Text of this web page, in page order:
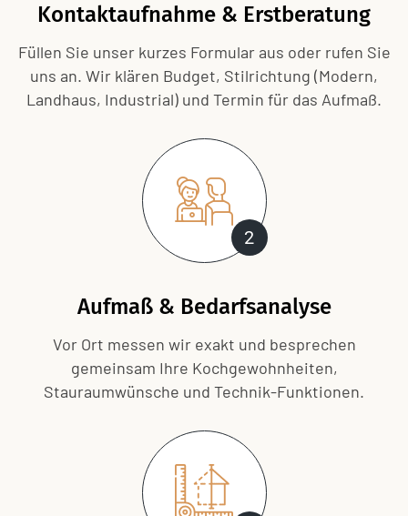
Kontaktaufnahme & Erstberatung
Füllen Sie unser kurzes Formular aus oder rufen Sie
uns an. Wir klären Budget, Stilrichtung (Modern,
Landhaus, Industrial) und Termin für das Aufmaß.
2
Aufmaß & Bedarfsanalyse
Vor Ort messen wir exakt und besprechen
gemeinsam Ihre Kochgewohnheiten,
Stauraumwünsche und Technik-Funktionen.